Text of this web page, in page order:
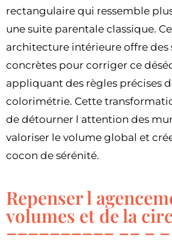
rectangulaire qui ressemble
une suite parentale classique.
architecture intérieure offre des
concrètes pour corriger ce
appliquant des règles précises
colorimétrie. Cette
de détourner l attention des
valoriser le volume global et
cocon de sérénité.
Repenser l
volumes et de la